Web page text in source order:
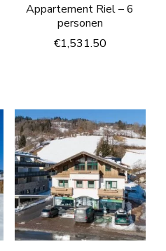
Appartement Riel – 6
personen
€1,531.50